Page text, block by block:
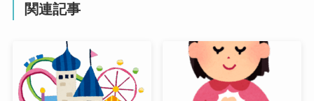
関連記事